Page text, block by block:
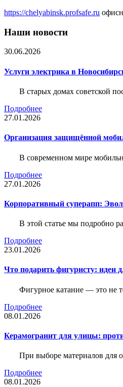
https://chelyabinsk.profsafe.ru
Наши новости
30.06.2026
Услуги электрика в
В старых домах советской
Подробнее
27.01.2026
Организация защищённой
В современном мире
Подробнее
27.01.2026
Корпоративный суперапп:
В этой статье мы подробно
Подробнее
23.01.2026
Что подарить фигуристу: идеи
Фигурное катание — это не
Подробнее
08.01.2026
Керамогранит для улицы:
При выборе материалов для
Подробнее
08.01.2026